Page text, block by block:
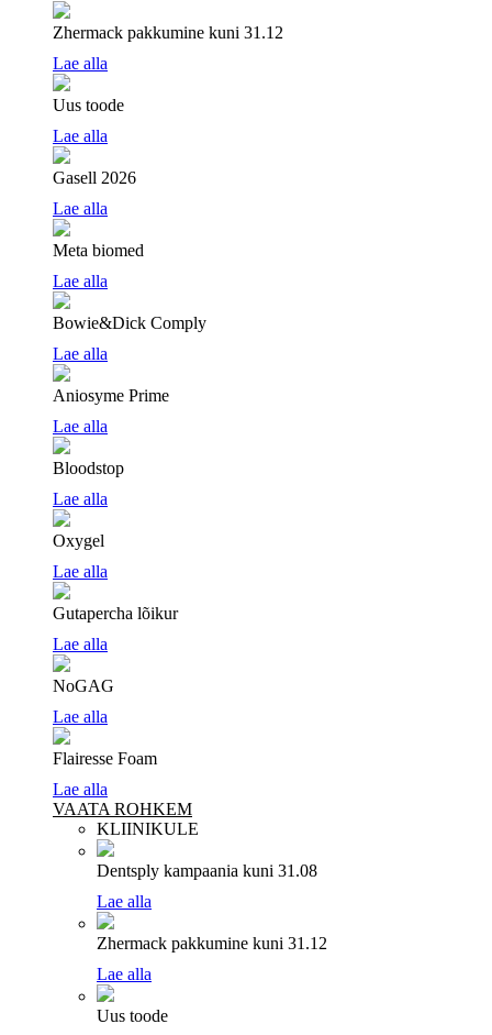
Zhermack pakkumine kuni 31.12
Lae alla
Uus toode
Lae alla
Gasell 2026
Lae alla
Meta biomed
Lae alla
Bowie&Dick Comply
Lae alla
Aniosyme Prime
Lae alla
Bloodstop
Lae alla
Oxygel
Lae alla
Gutapercha lõikur
Lae alla
NoGAG
Lae alla
Flairesse Foam
Lae alla
VAATA ROHKEM
KLIINIKULE
Dentsply kampaania kuni 31.08
Lae alla
Zhermack pakkumine kuni 31.12
Lae alla
Uus toode